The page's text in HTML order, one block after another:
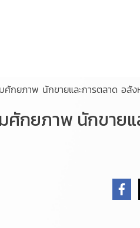
ศักยภาพ นักขายและการตลาด อสั
ศักยภาพ นักขายแ